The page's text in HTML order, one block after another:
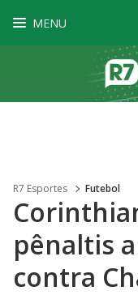
MENU
R7 Esportes Futebol
pênaltis
contra